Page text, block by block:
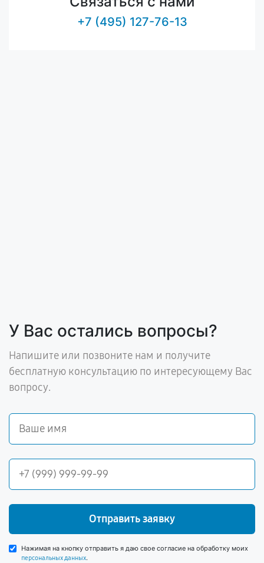
+7 (495) 127-76-13
У Вас остались вопросы?
Напишите или позвоните нам и получите
бесплатную консультацию по интересующему Вас
вопросу.
Отправить заявку
Нажимая на кнопку отправить я даю свое согласие на обработку моих
персональных данных.